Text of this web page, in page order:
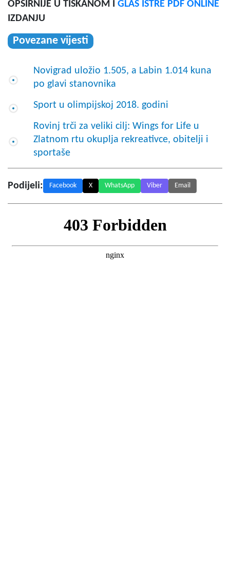
OPŠIRNIJE U TISKANOM I GLAS ISTRE PDF ONLINE
IZDANJU
Povezane vijesti
Novigrad uložio 1.505, a Labin 1.014 kuna
po glavi stanovnika
Sport u olimpijskoj 2018. godini
Rovinj trči za veliki cilj: Wings for Life u
Zlatnom rtu okuplja rekreativce, obitelji i
sportaše
Podijeli: Facebook X WhatsApp Viber Email